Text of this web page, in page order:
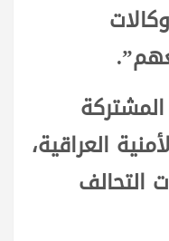
العراقية،
التحالف